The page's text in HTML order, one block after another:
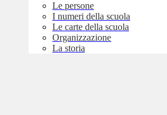
Le persone
I numeri della scuola
Le carte della scuola
Organizzazione
La storia